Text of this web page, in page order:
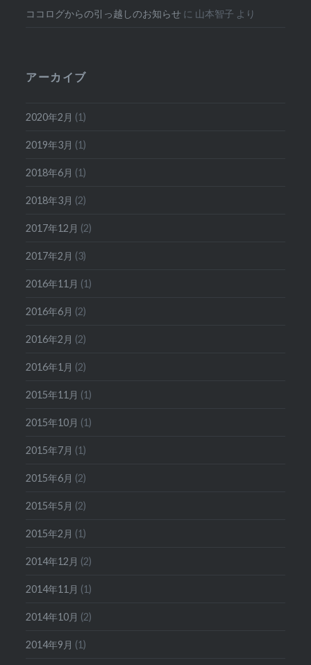
ココログからの引っ越しのお知らせ に 山本智子 より
アーカイブ
2020年2月 (1)
2019年3月 (1)
2018年6月 (1)
2018年3月 (2)
2017年12月 (2)
2017年2月 (3)
2016年11月 (1)
2016年6月 (2)
2016年2月 (2)
2016年1月 (2)
2015年11月 (1)
2015年10月 (1)
2015年7月 (1)
2015年6月 (2)
2015年5月 (2)
2015年2月 (1)
2014年12月 (2)
2014年11月 (1)
2014年10月 (2)
2014年9月 (1)